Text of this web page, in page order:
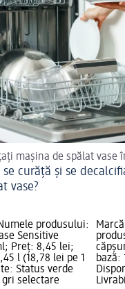
mașina de spălat vase
se curăță și se
vase?
produsului:
Sensitive
Preț: 8,45 lei;
l (18,78 lei pe 1
Status verde
selectare
bază: